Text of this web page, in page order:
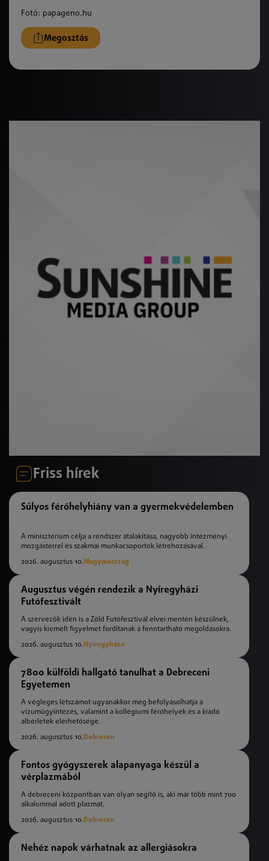
Fotó: papageno.hu
Megosztás
Friss hírek
Súlyos férőhelyhiány van a gyermekvédelemben
A minisztérium célja a rendszer átalakítása, nagyobb intézményi
mozgástérrel és szakmai munkacsoportok létrehozásával.
2026. augusztus 10.Magyarország
Augusztus végén rendezik a Nyíregyházi
Futófesztivált
A szervezők idén is a Zöld Futófesztivál elvei mentén készülnek,
vagyis kiemelt figyelmet fordítanak a fenntartható megoldásokra.
2026. augusztus 10. Nyíregyháza
7800 külföldi hallgató tanulhat a Debreceni
Egyetemen
A végleges létszámot ugyanakkor még befolyásolhatja a
vízumügyintézés, valamint a kollégiumi férőhelyek és a kiadó
albérletek elérhetősége.
2026. augusztus 10.Debrecen
Fontos gyógyszerek alapanyaga készül a
vérplazmából
A debreceni központban van olyan segítő is, aki már több mint 700
alkalommal adott plazmát.
2026. augusztus 10.Debrecen
Nehéz napok várhatnak az allergiásokra